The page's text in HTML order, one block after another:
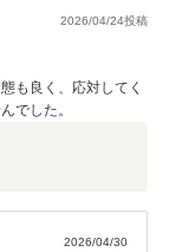
2026/04/24投稿
も良く、応対してく
でした。
2026/04/30